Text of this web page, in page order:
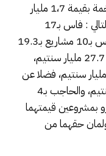
وزعت عدد من المشاريع السياحية الضخمة بقيمة 1،7 مليار
درهم بجهة فاس مكناس على الشكل التالي : فاس بـ17
مشروعا بقيمة 89.4 مليار سنتيم، ومكناس بـ10 مشاريع بـ19.3
مليار سنتيم، وإفران بـ19 مشروعا بقيمة 27.7 مليار سنتيم،
ومولاي يعقوب بـ3 مشاريع بقيمة 17.4 مليار سنتيم، فضلا عن
تازة بمشروع واحد بقيمة 300 مليون سنتيم، والحاجب بـ4
وصفرو بمشروعين قيمتهما
حقهما من